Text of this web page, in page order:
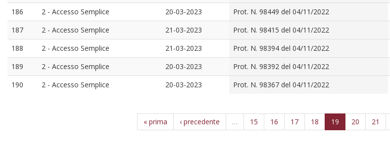
186
2 - Accesso Semplice 20-03-2023 Prot. N. 98449 del 04/11/2022
187
2 - Accesso Semplice 21-03-2023 Prot. N. 98415 del 04/11/2022
188
2 - Accesso Semplice 21-03-2023 Prot. N. 98394 del 04/11/2022
189
2 - Accesso Semplice 20-03-2023 Prot. N. 98392 del 04/11/2022
190
2 - Accesso Semplice 20-03-2023 Prot. N. 98367 del 04/11/2022
« prima ‹ precedente … 15 16 17 18 19 20 21